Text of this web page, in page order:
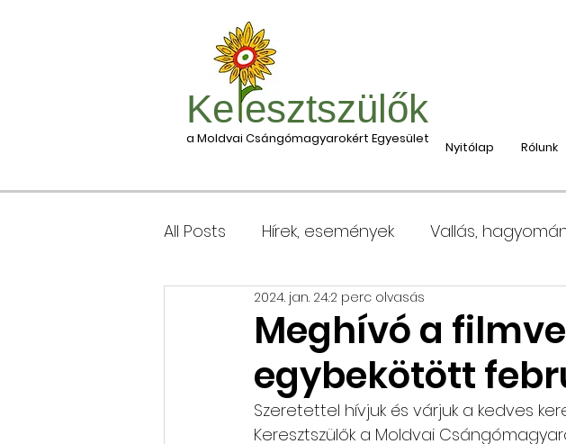
Nyitólap Rólunk
Ke esztszülők
a Moldvai Csángómagyarokért Egyesület
All Posts Hírek, események Vallás,
Csomagleadás, érkezése Moldvába
Keresztgyerekek levélcíme Nyaralás,
Meghívó a
egybekötött
2024. jan. 24.2 perc olvasás
Szeretettel hívjuk és várjuk a kedves
Keresztszülők a Moldvai